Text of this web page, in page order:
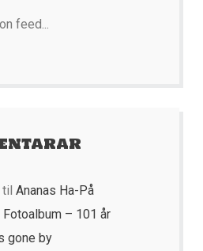
feed...
til Ananas Ha-På
Fotoalbum – 101 år
gone by